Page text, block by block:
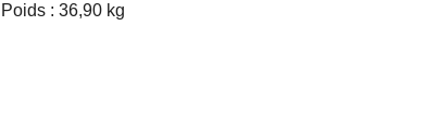
Poids : 36,90 kg